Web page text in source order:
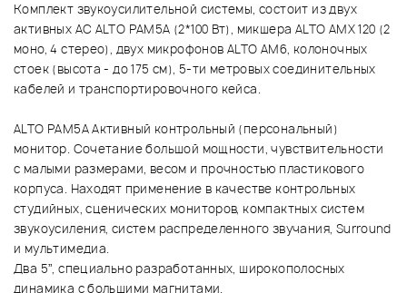
Комплект звукоусилительной системы, состоит из двух
активных АС ALTO PAM5A (2*100 Вт), микшера ALTO AMX 120 (2
моно, 4 стерео), двух микрофонов ALTO AM6, колоночных
стоек (высота - до 175 см), 5-ти метровых соединительных
кабелей и транспортировочного кейса.
ALTO PAM5A Активный контрольный (персональный)
монитор. Сочетание большой мощности, чувствительности
с малыми размерами, весом и прочностью пластикового
корпуса. Находят применение в качестве контрольных
студийных, сценических мониторов, компактных систем
звукоусиления, систем распределенного звучания, Surround
и мультимедиа.
Два 5”, специально разработанных, широкополосных
динамика с большими магнитами.